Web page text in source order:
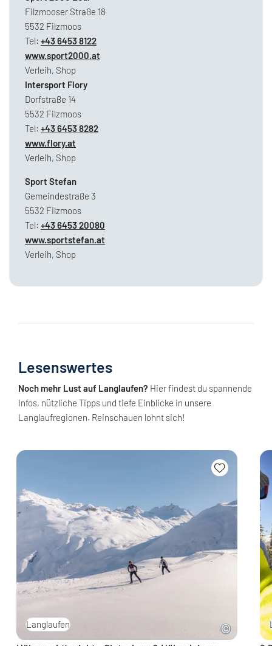
Filzmooser Straße 18
5532 Filzmoos
Tel: +43 6453 8122
www.sport2000.at
Verleih, Shop
Intersport Flory
Dorfstraße 14
5532 Filzmoos
Tel: +43 6453 8282
www.flory.at
Verleih, Shop
Sport Stefan
Gemeindestraße 3
5532 Filzmoos
Tel: +43 6453 20080
www.sportstefan.at
Verleih, Shop
Lesenswertes
Noch mehr Lust auf Langlaufen? Hier findest du spannende
Infos, nützliche Tipps und tiefe Einblicke in unsere
Langlaufregionen. Reinschauen lohnt sich!
Langlaufen